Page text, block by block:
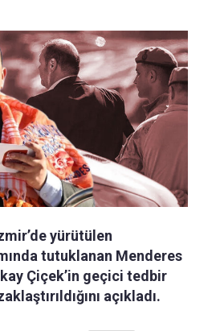
yürütülen
tutuklanan Menderes
Çiçek’in geçici tedbir
açıkladı.